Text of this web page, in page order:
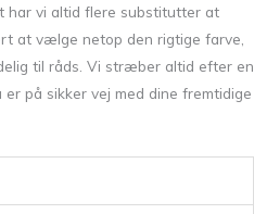
har vi altid flere substitutter at
at vælge netop den rigtige farve,
til råds. Vi stræber altid efter en
på sikker vej med dine fremtidige